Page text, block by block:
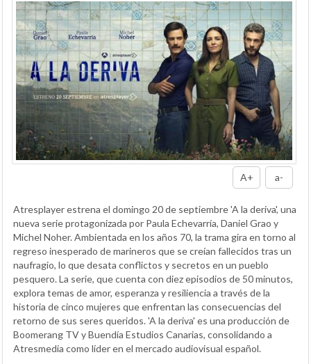
A+ a-
Atresplayer estrena el domingo 20 de septiembre 'A la deriva', una
nueva serie protagonizada por Paula Echevarría, Daniel Grao y
Michel Noher. Ambientada en los años 70, la trama gira en torno al
regreso inesperado de marineros que se creían fallecidos tras un
naufragio, lo que desata conflictos y secretos en un pueblo
pesquero. La serie, que cuenta con diez episodios de 50 minutos,
explora temas de amor, esperanza y resiliencia a través de la
historia de cinco mujeres que enfrentan las consecuencias del
retorno de sus seres queridos. 'A la deriva' es una producción de
Boomerang TV y Buendía Estudios Canarias, consolidando a
Atresmedia como líder en el mercado audiovisual español.